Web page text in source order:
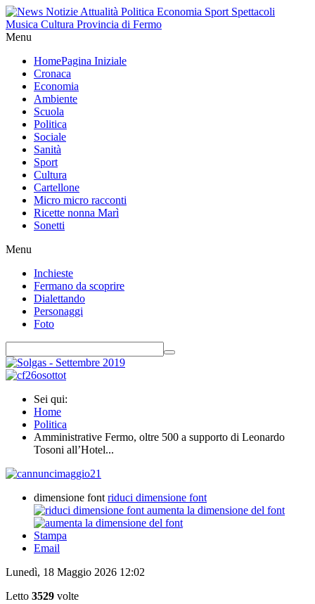
Menu
HomePagina Iniziale
Cronaca
Economia
Ambiente
Scuola
Politica
Sociale
Sanità
Sport
Cultura
Cartellone
Micro micro racconti
Ricette nonna Marì
Sonetti
Menu
Inchieste
Fermano da scoprire
Dialettando
Personaggi
Foto
Sei qui:
Home
Politica
Amministrative Fermo, oltre 500 a supporto di Leonardo
Tosoni all’Hotel...
dimensione font riduci dimensione font
aumenta la dimensione del font
Stampa
Email
Lunedì, 18 Maggio 2026 12:02
Letto 3529 volte